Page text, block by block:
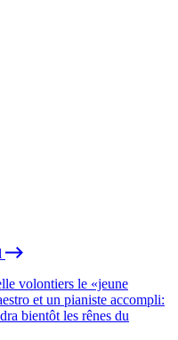
volontiers le «jeune
et un pianiste accompli:
bientôt les rênes du